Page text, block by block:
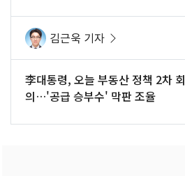
김근욱 기자
李대통령, 오늘 부동산 정책 2차 회
의…'공급 승부수' 막판 조율